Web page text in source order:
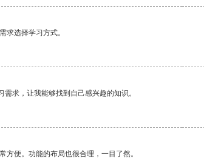
求选择学习方式。
求，让我能够找到自己感兴趣的知识。
方便。功能的布局也很合理，一目了然。